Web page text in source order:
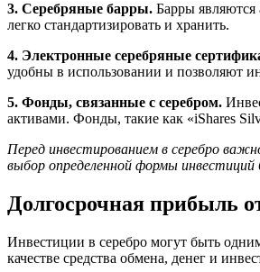
3. Серебряные барры. Барры являются
легко стандартизировать и хранить.
4. Электронные серебряные
удобны в использовании и позволяют
5. Фонды, связанные с серебром.
активами. Фонды, такие как «iShares
Перед инвестированием в серебро
выбор определенной формы
Долгосрочная прибыль
Инвестиции в серебро могут быть
качестве средства обмена, денег и